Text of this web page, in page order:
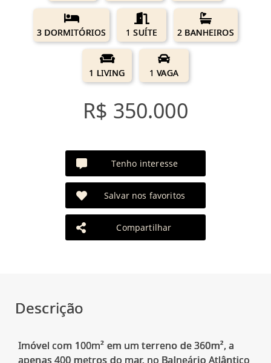
3 DORMITÓRIOS 1 SUÍTE 2 BANHEIROS
1 LIVING 1 VAGA
R$ 350.000
Tenho interesse
Salvar nos favoritos
Compartilhar
Descrição
Imóvel com 100m² em um terreno de 360m², a
apenas 400 metros do mar, no Balneário Atlântico